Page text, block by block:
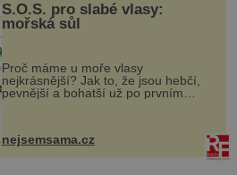
S.O.S. pro slabé vlasy:
mořská sůl
Proč máme u moře vlasy
nejkrásnější? Jak to, že jsou hebčí,
pevnější a bohatší už po prvním
vlasy. ...
nejsemsama.cz